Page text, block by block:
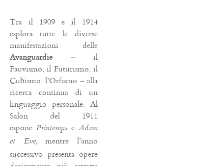
Tra il 1909 e il 1914
esplora tutte le diverse
manifestazioni delle
Avanguardie – il
Fauvismo, il Futurismo, il
Cubismo, l’Orfismo – alla
ricerca continua di un
linguaggio personale. Al
Salon del 1911
espone Printemps e Adam
et Eve,mentre l’anno
successivo presenta opere